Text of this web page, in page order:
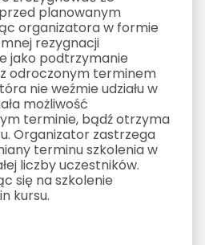
planowanym
organizatora w formie
rezygnacji
jako podtrzymanie
z odroczonym terminem
nie weźmie udziału w
możliwość
terminie, bądź otrzyma
Organizator zastrzega
terminu szkolenia w
liczby uczestników.
się na szkolenie
kursu.